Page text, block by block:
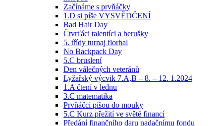
Začínáme s prvňáčky
1.D si píše VYSVĚDČENÍ
Bad Hair Day
Čtvrťáci talentíci a berušky
5. třídy turnaj florbal
No Backpack Day
5.C bruslení
Den válečných veteránů
Lyžařský výcvik 7.A,B – 8. – 12. 1.2024
1.A čtení v lednu
3.C matematika
Prvňáčci píšou do mouky
5.C Kurz přežití ve světě financí
Předání finančního daru nadačnímu fondu